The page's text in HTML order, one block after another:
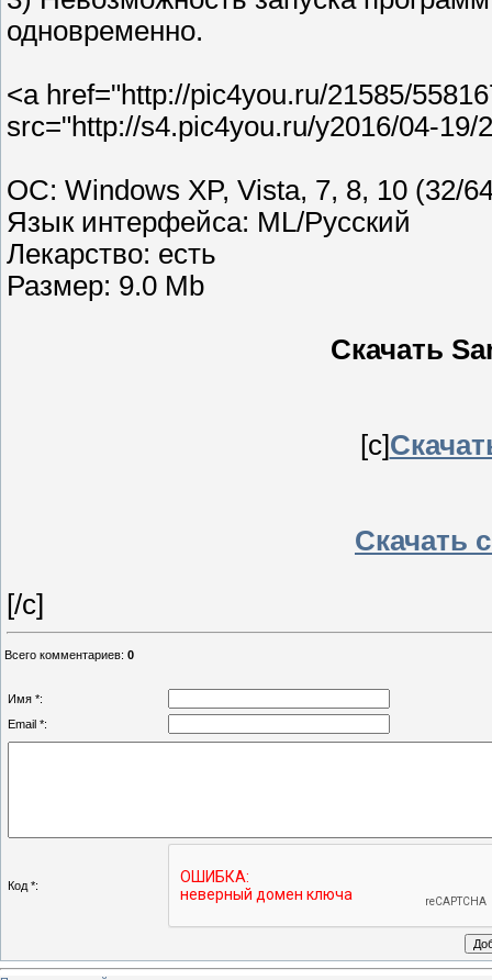
одновременно.
<a href="http://pic4you.ru/21585/
src="http://s4.pic4you.ru/y2016/04-
ОС: Windows XP, Vista, 7, 8, 10 (32/
Язык интерфейса: ML/Русский
Лекарство: есть
Размер: 9.0 Mb
Скачать
[c]
Скачать
[/c]
Всего комментариев: 0
Имя *:
Email *:
Код *: